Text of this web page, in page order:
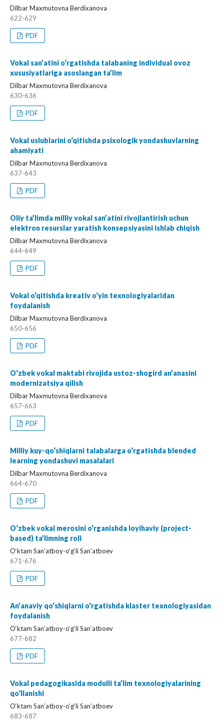
Dilbar Maxmutovna Berdixanova
622-629
PDF
Vokal san’atini o‘rgatishda talabaning individual ovoz
xususiyatlariga asoslangan ta’lim
Dilbar Maxmutovna Berdixanova
630-636
PDF
Vokal uslublarini o‘qitishda psixologik yondashuvlarning
ahamiyati
Dilbar Maxmutovna Berdixanova
637-643
PDF
Oliy ta’limda milliy vokal san’atini rivojlantirish uchun
elektron resurslar yaratish konsepsiyasini ishlab chiqish
Dilbar Maxmutovna Berdixanova
644-649
PDF
Vokal o‘qitishda kreativ o‘yin texnologiyalaridan
foydalanish
Dilbar Maxmutovna Berdixanova
650-656
PDF
O‘zbek vokal maktabi rivojida ustoz-shogird an’anasini
modernizatsiya qilish
Dilbar Maxmutovna Berdixanova
657-663
PDF
Milliy kuy-qo‘shiqlarni talabalarga o‘rgatishda blended
learning yondashuvi masalalari
Dilbar Maxmutovna Berdixanova
664-670
PDF
O‘zbek vokal merosini o‘rganishda loyihaviy (project-
based) ta’limning roli
O‘ktam San’atboy-o‘g‘li San’atboev
671-676
PDF
An’anaviy qo‘shiqlarni o‘rgatishda klaster texnologiyasidan
foydalanish
O‘ktam San’atboy-o‘g‘li San’atboev
677-682
PDF
Vokal pedagogikasida modulli ta’lim texnologiyalarining
qo‘llanishi
O‘ktam San’atboy-o‘g‘li San’atboev
683-687